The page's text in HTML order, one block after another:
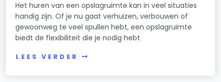
Het huren van een opslagruimte kan in veel situaties
handig zijn. Of je nu gaat verhuizen, verbouwen of
gewoonweg te veel spullen hebt, een opslagruimte
biedt de flexibiliteit die je nodig hebt
LEES VERDER